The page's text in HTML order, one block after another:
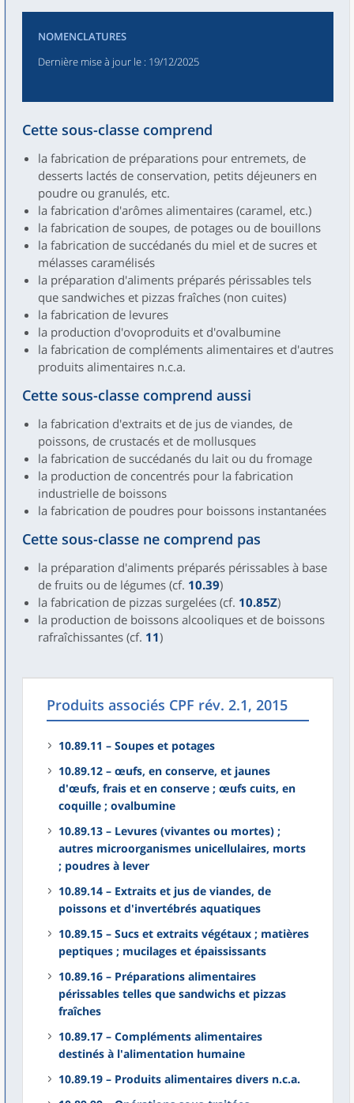
NOMENCLATURES
Dernière mise à jour le : 19/12/2025
Cette sous-classe comprend
la fabrication de préparations pour entremets, de
desserts lactés de conservation, petits déjeuners en
poudre ou granulés, etc.
la fabrication d'arômes alimentaires (caramel, etc.)
la fabrication de soupes, de potages ou de bouillons
la fabrication de succédanés du miel et de sucres et
mélasses caramélisés
la préparation d'aliments préparés périssables tels
que sandwiches et pizzas fraîches (non cuites)
la fabrication de levures
la production d'ovoproduits et d'ovalbumine
la fabrication de compléments alimentaires et d'autres
produits alimentaires n.c.a.
Cette sous-classe comprend aussi
la fabrication d'extraits et de jus de viandes, de
poissons, de crustacés et de mollusques
la fabrication de succédanés du lait ou du fromage
la production de concentrés pour la fabrication
industrielle de boissons
la fabrication de poudres pour boissons instantanées
Cette sous-classe ne comprend pas
la préparation d'aliments préparés périssables à base
de fruits ou de légumes (cf. 10.39)
la fabrication de pizzas surgelées (cf. 10.85Z)
la production de boissons alcooliques et de boissons
rafraîchissantes (cf. 11)
Produits associés CPF rév. 2.1, 2015
10.89.11 – Soupes et potages
10.89.12 – œufs, en conserve, et jaunes
d'œufs, frais et en conserve ; œufs cuits, en
coquille ; ovalbumine
10.89.13 – Levures (vivantes ou mortes) ;
autres microorganismes unicellulaires, morts
; poudres à lever
10.89.14 – Extraits et jus de viandes, de
poissons et d'invertébrés aquatiques
10.89.15 – Sucs et extraits végétaux ; matières
peptiques ; mucilages et épaississants
10.89.16 – Préparations alimentaires
périssables telles que sandwichs et pizzas
fraîches
10.89.17 – Compléments alimentaires
destinés à l'alimentation humaine
10.89.19 – Produits alimentaires divers n.c.a.